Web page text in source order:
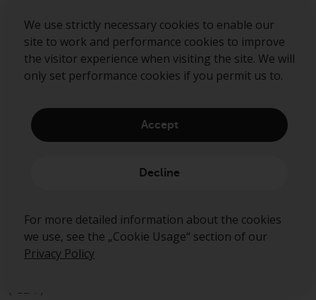
We use strictly necessary cookies to enable our
site to work and performance cookies to improve
the visitor experience when visiting the site. We will
only set performance cookies if you permit us to.
Accept
Decline
For more detailed information about the cookies
we use, see the „Cookie Usage“ section of our
Privacy Policy
US persons (as defined in Regulation S under the
Securities Act) except to persons who are “qualified
purchasers” (as defined in the Investment Company Act
of 1940) and “accredited investors” (as defined in Rule
501(a) under the Securities Act).
This document does not constitute an offer to sell,
purchase, subscribe for or otherwise invest in units or
document and the relevant subscription application.
the offering memorandum, before making a decision to
invest.
(“EEA”)